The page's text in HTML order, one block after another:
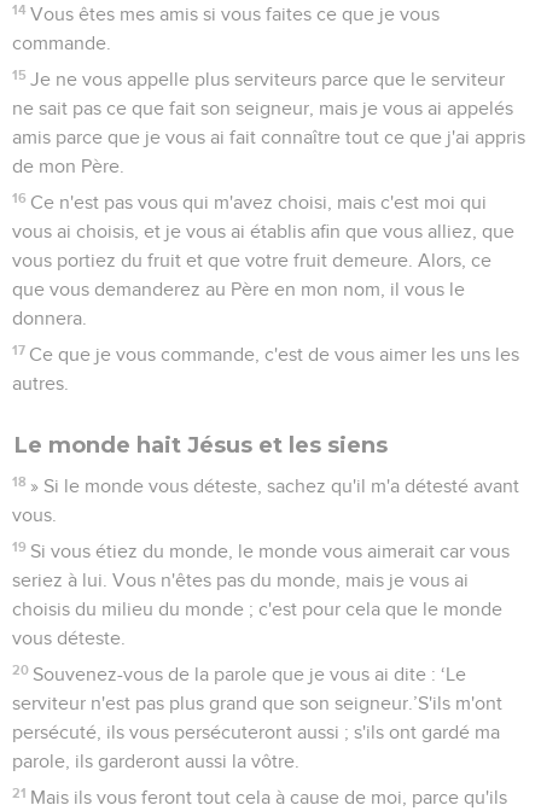
14 Vous êtes mes amis si vous faites ce que je vous
commande.
15 Je ne vous appelle plus serviteurs parce que le serviteur
ne sait pas ce que fait son seigneur, mais je vous ai appelés
amis parce que je vous ai fait connaître tout ce que j'ai appris
de mon Père.
16 Ce n'est pas vous qui m'avez choisi, mais c'est moi qui
vous ai choisis, et je vous ai établis afin que vous alliez, que
vous portiez du fruit et que votre fruit demeure. Alors, ce
que vous demanderez au Père en mon nom, il vous le
donnera.
17 Ce que je vous commande, c'est de vous aimer les uns les
autres.
Le monde hait Jésus et les siens
18 » Si le monde vous déteste, sachez qu'il m'a détesté avant
vous.
19 Si vous étiez du monde, le monde vous aimerait car vous
seriez à lui. Vous n'êtes pas du monde, mais je vous ai
choisis du milieu du monde ; c'est pour cela que le monde
vous déteste.
20 Souvenez-vous de la parole que je vous ai dite : ‘Le
serviteur n'est pas plus grand que son seigneur.’S'ils m'ont
persécuté, ils vous persécuteront aussi ; s'ils ont gardé ma
parole, ils garderont aussi la vôtre.
21 Mais ils vous feront tout cela à cause de moi, parce qu'ils